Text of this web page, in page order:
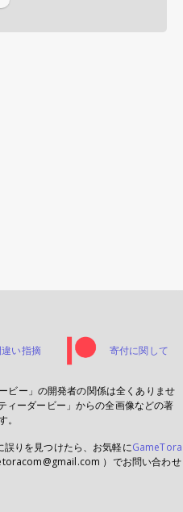
い指摘 寄付に関して
ビー」の開発者の関係は全くありませ
ィーダービー」からの全画像などの著
りを見つけたら、お気軽にGameTora
）でお問い合わせ